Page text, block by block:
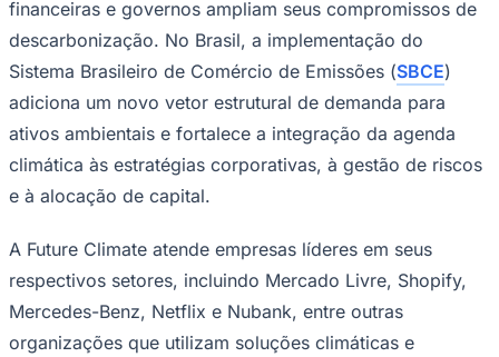
Goiás
à ampliação de nossa presença internacional", diz
Galindo.
A transição ocorre em um momento decisivo para os
mercados globais de carbono e finanças climáticas. A
evolução da Future Climate também atraiu investidores
estratégicos ao longo dos últimos anos. No fim de 2025,
acionária da companhia, juntando-se a Luciano Huck em
um movimento que reforçou a confiança no potencial de
crescimento da plataforma e na consolidação do
mercado de ativos ambientais.